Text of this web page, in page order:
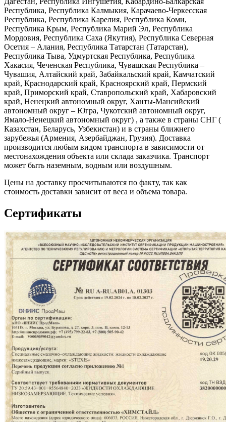
Республика, Республика Калмыкия, Карачаево-Черкесская
Республика, Республика Карелия, Республика Коми,
Республика Крым, Республика Марий Эл, Республика
Мордовия, Республика Саха (Якутия), Республика Северная
Осетия – Алания, Республика Татарстан (Татарстан),
Республика Тыва, Удмуртская Республика, Республика
Хакасия, Чеченская Республика, Чувашская Республика –
Чувашия, Алтайский край, Забайкальский край, Камчатский
край, Краснодарский край, Красноярский край, Пермский
край, Приморский край, Ставропольский край, Хабаровский
край, Ненецкий автономный округ, Ханты-Мансийский
автономный округ – Югра, Чукотский автономный округ,
Ямало-Ненецкий автономный округ) , а также в страны СНГ (
Казахстан, Беларусь, Узбекистан) и в страны ближнего
зарубежья (Армения, Азербайджан, Грузия). Доставка
производится любым видом транспорта в зависимости от
местонахождения объекта или склада заказчика. Транспорт
может быть наземным, водным или воздушным.
Цены на доставку просчитываются по факту, так как
стоимость доставки зависит от веса и объема товара.
Сертификаты